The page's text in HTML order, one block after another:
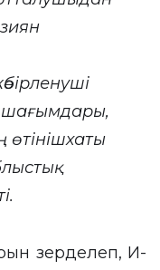
шағымдары,
зерделеп, И-